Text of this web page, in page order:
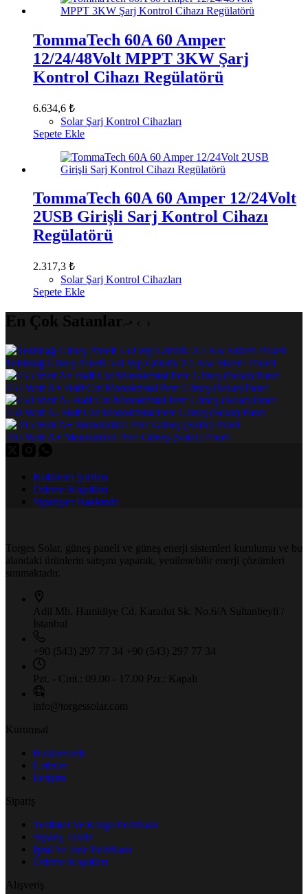
TommaTech 60A 60 Amper
12/24/48Volt MPPT 3KW Şarj
Kontrol Cihazı Regülatörü
6.634,6 ₺
Solar Şarj Kontrol Cihazları
Sepete Ekle
TommaTech 60A 60 Amper 12/24Volt
2USB Girişli Sarj Kontrol Cihazı
Regülatörü
2.317,3 ₺
Solar Şarj Kontrol Cihazları
Sepete Ekle
En Çok Satanlar
Tekirdağ Güneş Paneli 550 Wp Günlük 2.5 Kw Sistem Paketi
455 Watt A+ Half Cut Monokristal Perc Güneş (Solar) Panel
450 Watt A- Half Cut Monokristal Perc Güneş (Solar) Panel
205 Watt A+ Monokristal Perc Güneş (Solar) Panel
Kullanım Şartları
Ödeme Koşulları
Siparişler Hakkında
Torges Solar, güneş paneli ve güneş enerji sistemleri kurulumu ve bu
alandaki ürünlerin satışını yaparak, yenilenebilir enerji çözümleri
sunmaktadır.
Adil Mh. Hamidiye Cd. Karadut Sk.
No.6/A Sultanbeyli /
İstanbul
+90 (543) 297 77 34 +90 (543) 297 77 34
Pzt. - Cmt.: 09.00 - 17.00 Pzr.: Kapalı
info@torgessolar.com
Kurumsal
Hakkımızda
Ürünler
İletişim
Sipariş
Teslimat Ve Kargo Politikası
Sipariş Takibi
İptal Ve İade Politikası
Ödeme Koşulları
Alışveriş